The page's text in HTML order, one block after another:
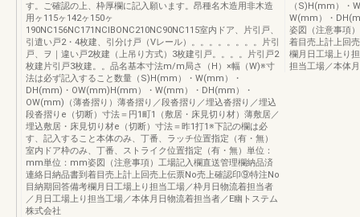
す。ご確認の上、枠厚欄に記入願います。昂種名木造用非木造
用ヶ115ヶ142ヶ150ヶ
190NC156NC171NClBONC210NC90NC115室内ドア、片引戸、
引遣い戸2・4枚建、引分け戸（Vレール）。。。。。。。。片引
戸、ヲ｜違い戸2枚建（上吊り方式）3枚建引戸。。。。片引戸2
枚建片引戸3枚建。。品名基本寸法m/m局さ（H）×幅（W)※寸
法は必ず記入すること数量（S)H(mm）・W(mm）・
DH(mm)・OW(mm)H(mm）・W(mm）・DH(mm）・
OW(mm)（薄沓摺り）薄沓摺り／段沓摺り／埋込沓摺り／埋込
段沓摺りe（切断）寸法＝円1町1（敷居・床見切り材）薄敷居／
埋込敷居・床見切り材e（切断）寸法＝昨1打1※下記の欄は必
す、記入すること本体のみ、丁番、ラッチ位置指定（有・無）
室内ドア枠のみ、丁番、ストライク位置指定（有・無）単位：
mm単位：mm姿図（注意事項）工場記入欄直送管理欄納品済
連絡日納品書到着目売上計上回売上伝票No売上確認印⑨特注No
目納期回答備考欄月日工場上り担当工場／枠月日物流着担当者
／月日工場上り担当工場／本体月日物流着担当者／E幽トステム
株式会社
（S)H(mm）・
W(mm）・
姿図（注意事項
着目売上計上回
欄月日工場上り
担当工場／本体